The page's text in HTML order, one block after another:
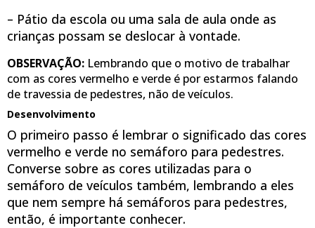
– Pátio da escola ou uma sala de aula onde as
crianças possam se deslocar à vontade.
OBSERVAÇÃO: Lembrando que o motivo de trabalhar
com as cores vermelho e verde é por estarmos falando
de travessia de pedestres, não de veículos.
Desenvolvimento
O primeiro passo é lembrar o significado das cores
vermelho e verde no semáforo para pedestres.
Converse sobre as cores utilizadas para o
semáforo de veículos também, lembrando a eles
que nem sempre há semáforos para pedestres,
então, é importante conhecer.